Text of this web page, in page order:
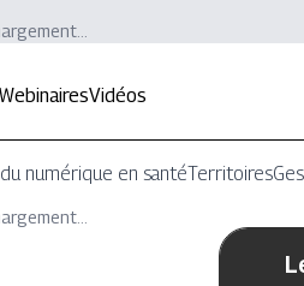
WebinairesVidéos
numérique en santéTerritoires